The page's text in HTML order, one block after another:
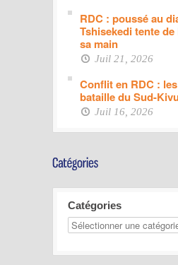
RDC : poussé au
Tshisekedi tente de
sa main
Juil 21, 2026
Conflit en RDC :
bataille du Sud-Kivu
Juil 16, 2026
Catégories